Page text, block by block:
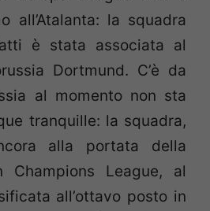
all’Atalanta: la squadra
è stata associata al
Dortmund. C’è da
al momento non sta
tranquille: la squadra,
alla portata della
Champions League, al
all’ottavo posto in